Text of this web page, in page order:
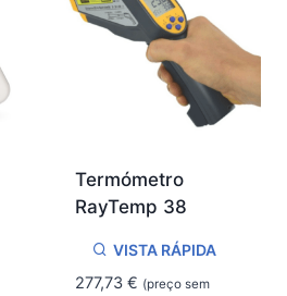
Termómetro
RayTemp 38
VISTA RÁPIDA
277,73 € (preço sem